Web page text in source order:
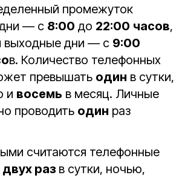
промежуток
— с 8:00 до 22:00 часов,
выходные дни — с 9:00
в. Количество телефонных
превышать один в сутки,
и восемь в месяц. Личные
проводить один раз
считаются телефонные
двух раз в сутки, ночью,